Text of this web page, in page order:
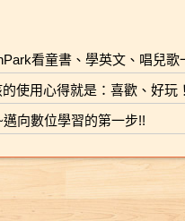
感與運動知識，引導
孩子發掘對運動的夢
想與熱血。
麼一棵，它的每片葉
完美的比例呈現。這
棵樹可以預測未來。
然而，未知樹竟然告
皇，神獸滅亡。」
106～109年「閱讀起
是一本鼓勵孩子活用
智慧的故事。主角是
個熱愛閱讀的孩子，
他發揮從書中得到的
知識，克服恐懼，解
開連大人都被嚇倒的
轉睛的推理劇情，小
讀者將體會到：廣泛
的閱讀，將為你累積
無盡的智慧與能量！
看童書、學英文、唱兒歌
使用心得就是：喜歡、好玩！
邁向數位學習的第一步!!